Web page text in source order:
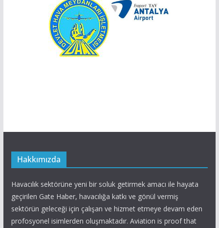
Hakkımızda
Havacılık sektörüne yeni bir soluk getirmek amacı ile hayata
geçirilen Gate Haber, havacılığa katkı ve gönül vermiş
sektörün geleceği için çalışan ve hizmet etmeye devam eden
profosyonel isimlerden oluşmaktadır. Aviation is proof that